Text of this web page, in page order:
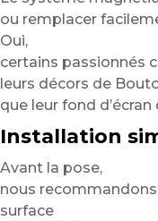
ou remplacer
Oui,
certains passionnés
leurs décors de
que leur fond
Installation
Avant la pose,
nous
surface